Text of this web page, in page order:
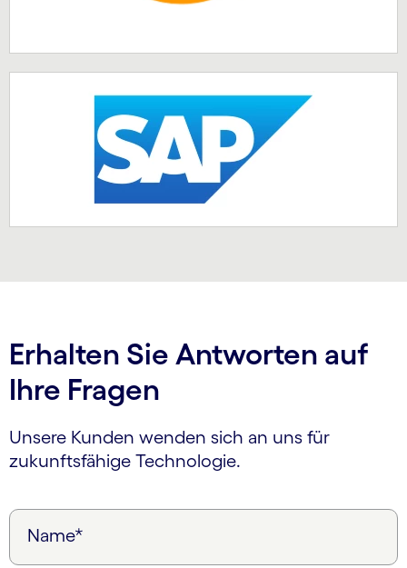
Erhalten Sie Antworten auf
Ihre Fragen
Unsere Kunden wenden sich an uns für
zukunftsfähige Technologie.
Name*